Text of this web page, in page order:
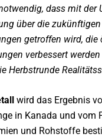
dass mit der
über die zukünftigen
getroffen wird, die
verbessert
Herbstrunde
wird das Ergebnis
in Kanada und vom
und Rohstoffe